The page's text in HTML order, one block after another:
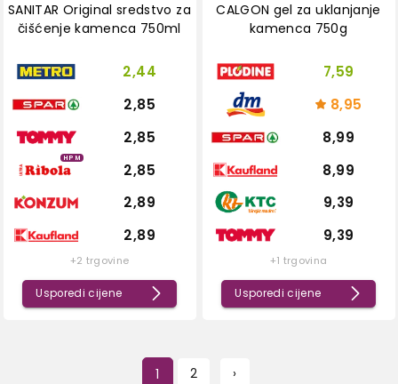
SANITAR Original sredstvo za
čišćenje kamenca 750ml
2,44
2,85
2,85
HPM
2,85
2,89
2,89
+2 trgovine
Usporedi cijene
CALGON gel za uklanjanje
kamenca 750g
7,59
8,95
8,99
8,99
9,39
9,39
+1 trgovina
Usporedi cijene
1 2 ›